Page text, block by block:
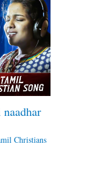
Christians